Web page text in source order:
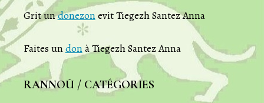
Grit undonezonevit Tiegezh Santez Anna
Faites undonà Tiegezh Santez Anna
RANNOÙ / CATÉGORIES